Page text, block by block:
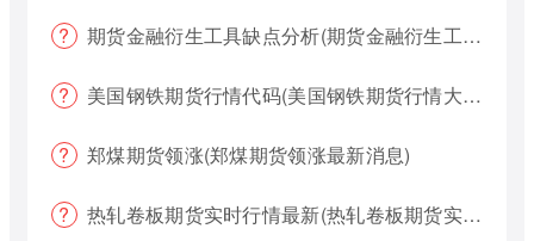
期货金融衍生工具缺点分析(期货金融衍生工具缺点分析报告)
美国钢铁期货行情代码(美国钢铁期货行情大盘)
郑煤期货领涨(郑煤期货领涨最新消息)
热轧卷板期货实时行情最新(热轧卷板期货实时行情最新报价)